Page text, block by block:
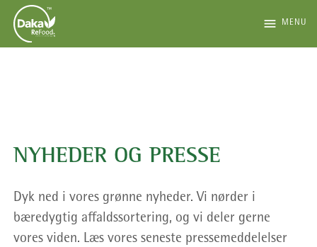
menu MENU
NYHEDER OG PRESSE
Dyk ned i vores grønne nyheder. Vi nørder i
bæredygtig affaldssortering, og vi deler gerne
vores viden. Læs vores seneste pressemeddelelser